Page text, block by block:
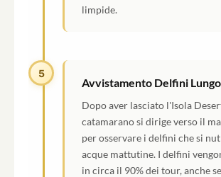
limpide.
5
Avvistamento Delfini
Dopo aver lasciato l'Isola
catamarano si dirige verso il
per osservare i delfini che si
acque mattutine. I delfini
in circa il 90% dei tour, anche